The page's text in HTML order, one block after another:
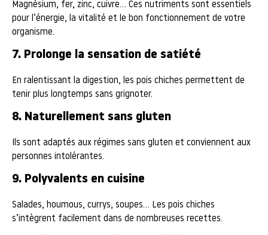
Magnésium, fer, zinc, cuivre… Ces nutriments sont essentiels
pour l’énergie, la vitalité et le bon fonctionnement de votre
organisme.
7. Prolonge la sensation de satiété
En ralentissant la digestion, les pois chiches permettent de
tenir plus longtemps sans grignoter.
8. Naturellement sans gluten
Ils sont adaptés aux régimes sans gluten et conviennent aux
personnes intolérantes.
9. Polyvalents en cuisine
Salades, houmous, currys, soupes… Les pois chiches
s’intègrent facilement dans de nombreuses recettes.